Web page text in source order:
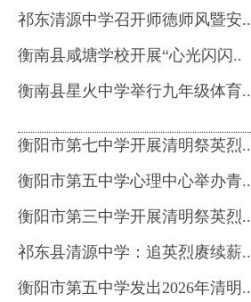
祁东清源中学召开师德师风暨安..
衡南县咸塘学校开展“心光闪闪..
衡南县星火中学举行九年级体育..
衡阳市第七中学开展清明祭英烈..
衡阳市第五中学心理中心举办青..
衡阳市第三中学开展清明祭英烈..
祁东县清源中学：追英烈赓续薪..
衡阳市第五中学发出2026年清明..